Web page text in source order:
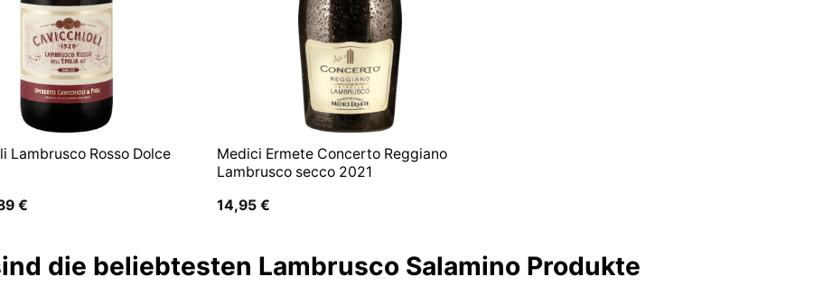
Lambrusco Rosso Dolce
€
Medici Ermete Concerto Reggiano
Lambrusco secco 2021
14,95€
die beliebtesten Lambrusco Salamino Produkte